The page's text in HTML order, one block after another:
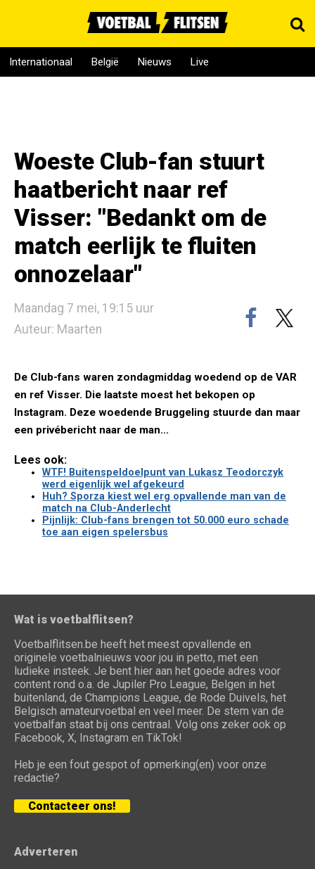
Internationaal België Nieuws Live
Woeste Club-fan stuurt
haatbericht naar ref
Visser: "Bedankt om de
match eerlijk te fluiten
onnozelaar"
Maandag 7 mei, 19:15 uur
Auteur: Maarten
De Club-fans waren zondagmiddag woedend op de VAR
en ref Visser. Die laatste moest het bekopen op
Instagram. Deze woedende Bruggeling stuurde dan maar
een privébericht naar de man...
Lees ook:
WTF! Buitenspeldoelpunt van Lukasz Teodorczyk
werd eigenlijk wel afgekeurd
Huh? Sporza kiest wel erg opvallende man van de
match na Club-Anderlecht
Pijnlijk: Club-fans brengen tot 50.000 euro schade
toe aan eigen spelersbus
Wat is voetbalflitsen?
Voetbalflitsen.be heeft het meest opvallende en
originele voetbalnieuws voor jou in petto, met een
ludieke insteek. Je bent hier aan het goede adres voor
content rond o.a. de Jupiler Pro League, Belgen in het
buitenland, de Champions League, de Rode Duivels, het
Belgisch amateurvoetbal en veel meer. De stem van de
voetbalfan staat bij ons centraal. Volg ons zeker ook op
Facebook, X, Instagram en TikTok!
Heb je een fout gespot of opmerking(en) voor onze
redactie?
Contacteer ons!
Adverteren